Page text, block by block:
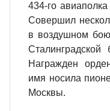
434-го
Совершил
в воздушном
Награжден
имя носила
Москвы.